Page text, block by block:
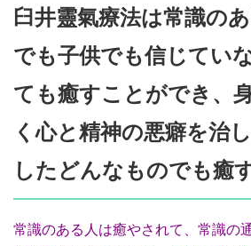
臼井靈氣療法は常識の
でも子供でも信じてい
ても癒すことができ、
く心と精神の悪癖を治
したどんなものでも癒
常識のある人は癒やされて、常識の